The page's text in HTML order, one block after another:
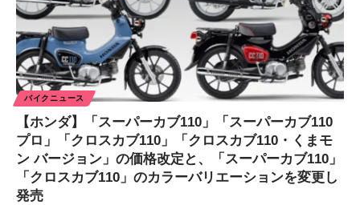
バイクニュース
【ホンダ】「スーパーカブ110」「スーパーカブ110
プロ」「クロスカブ110」「クロスカブ110・くまモ
ン バージョン」の価格改定と、「スーパーカブ110」
「クロスカブ110」のカラーバリエーションを変更し
発売